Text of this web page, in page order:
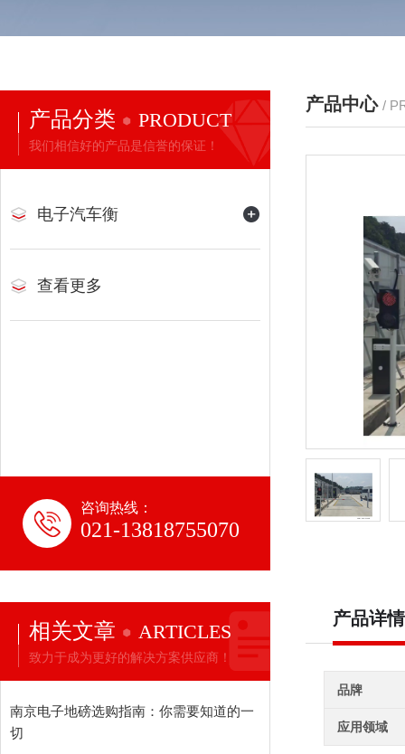
产品分类 PRODUCT
我们相信好的产品是信誉的保证！
电子汽车衡
查看更多
咨询热线：
021-13818755070
相关文章 ARTICLES
致力于成为更好的解决方案供应商！
南京电子地磅选购指南：你需要知道的一
切
产品中心 /
产品详情
品牌
应用领域